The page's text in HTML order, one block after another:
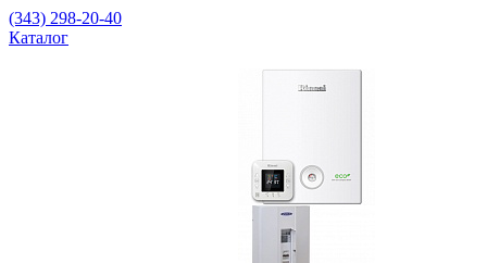
(343) 298-20-40
Каталог